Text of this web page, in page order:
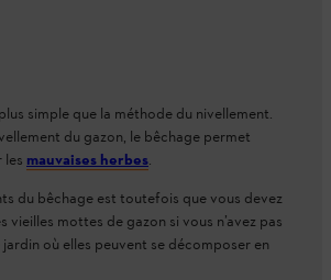
simple que la méthode du nivellement.
du gazon, le bêchage permet
les mauvaises herbes.
du bêchage est toutefois que vous devez
vieilles mottes de gazon si vous n’avez pas
où elles peuvent se décomposer en